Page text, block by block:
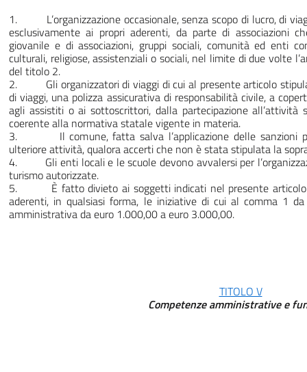
1. L’organizzazione occasionale, senza scopo di lucro, di
esclusivamente ai propri aderenti, da parte di associazioni
giovanile e di associazioni, gruppi sociali, comunità ed enti
culturali, religiose, assistenziali o sociali, nel limite di due volte
del titolo 2.
2. Gli organizzatori di viaggi di cui al presente articolo
di viaggi, una polizza assicurativa di responsabilità civile, a
agli assistiti o ai sottoscrittori, dalla partecipazione all’attività
coerente alla normativa statale vigente in materia.
3. Il comune, fatta salva l’applicazione delle sanzioni
ulteriore attività, qualora accerti che non è stata stipulata la
4. Gli enti locali e le scuole devono avvalersi per
turismo autorizzate.
5. È fatto divieto ai soggetti indicati nel presente articolo
aderenti, in qualsiasi forma, le iniziative di cui al comma 1
amministrativa da euro 1.000,00 a euro 3.000,00.
TITOLO V
Competenze amministrative e